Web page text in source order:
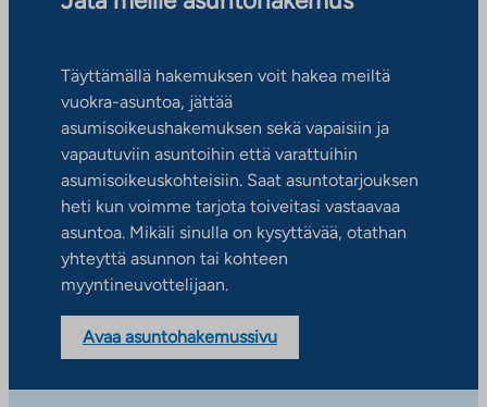
Täyttämällä hakemuksen voit hakea meiltä
vuokra-asuntoa, jättää
asumisoikeushakemuksen sekä vapaisiin ja
vapautuviin asuntoihin että varattuihin
asumisoikeuskohteisiin. Saat asuntotarjouksen
heti kun voimme tarjota toiveitasi vastaavaa
asuntoa. Mikäli sinulla on kysyttävää, otathan
yhteyttä asunnon tai kohteen
myyntineuvottelijaan.
Avaa asuntohakemussivu